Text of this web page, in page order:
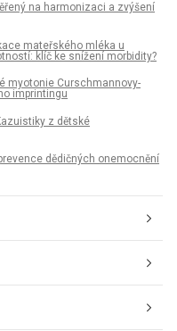
na harmonizaci a zvýšení
mateřského mléka u
klíč ke snížení morbidity?
myotonie Curschmannovy-
imprintingu
z dětské
dědičných onemocnění